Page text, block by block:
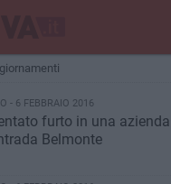
- 6 FEBBRAIO 2016
furto in una
Belmonte